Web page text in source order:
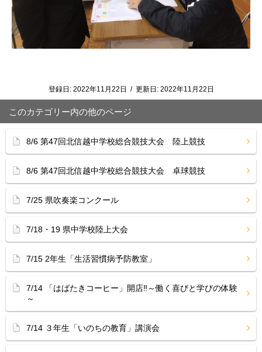
登録日: 2022年11月22日 / 更新日: 2022年11月22日
このカテゴリー内の他のページ
8/6 第47回北信越中学校総合競技大会 陸上競技
8/6 第47回北信越中学校総合競技大会 卓球競技
7/25 県吹奏楽コンクール
7/18・19 県中学校陸上大会
7/15 2年生「生活習慣病予防教室」
7/14 「はばたきコーヒー」開店‼︎～働く喜びと学びの体験
～
7/14 ３年生「いのちの教育」講演会